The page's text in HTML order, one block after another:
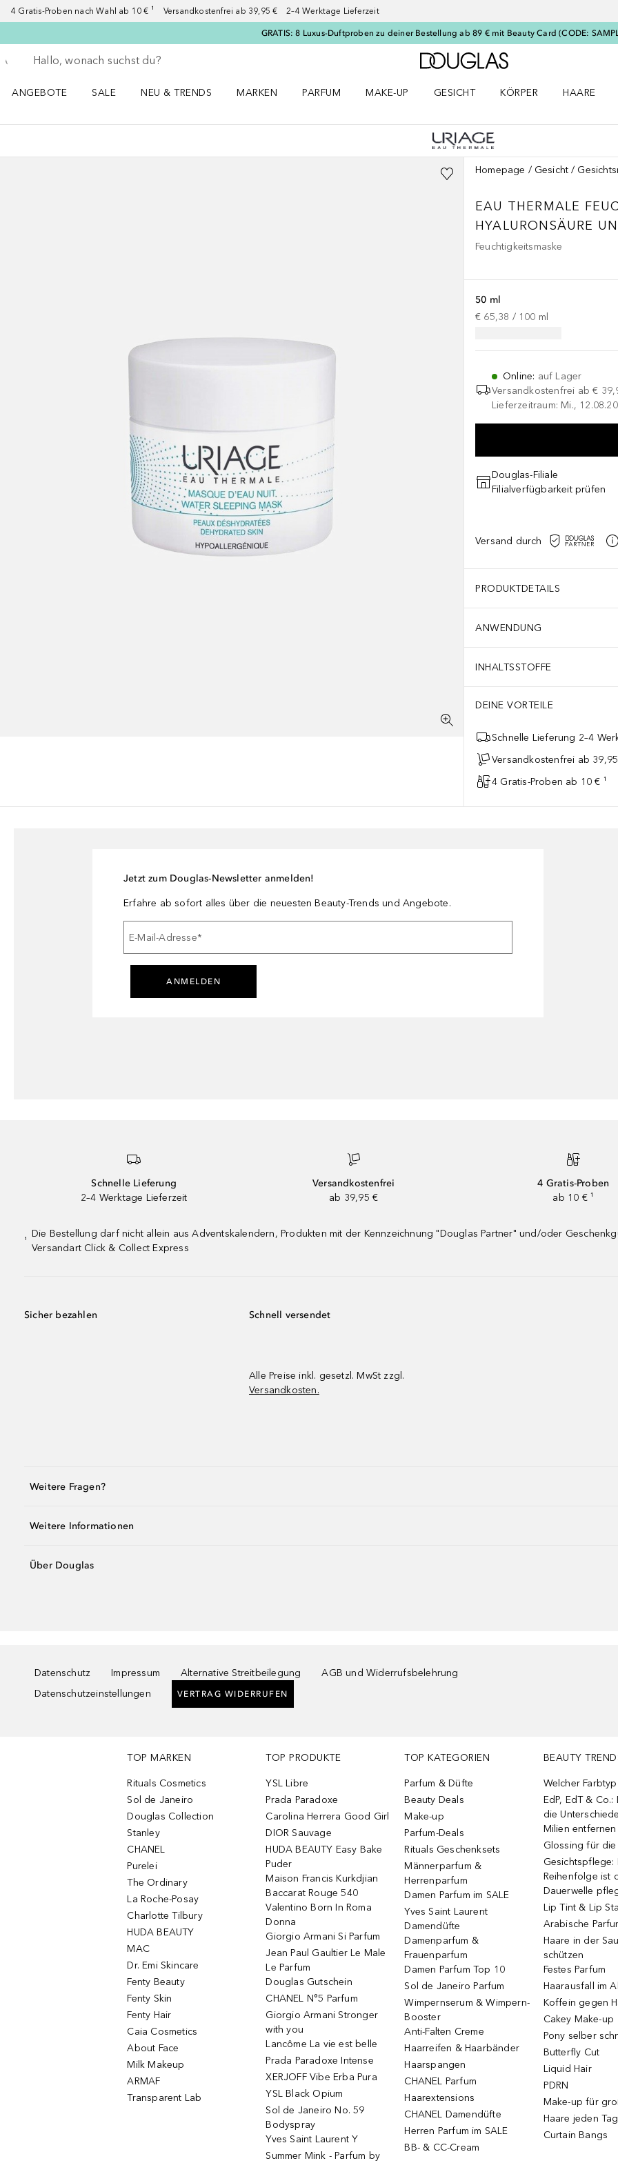
4 Gratis-Proben nach Wahl ab 10 € ¹ Versandkostenfrei ab 39,95 € 2–4 Werktage Lieferzeit
GRATIS: 8 Luxus-Duftproben zu deiner Bestellung ab 89 € mit Beauty Card (CODE:
Gehe zurück
Suche ausführen
Zur Douglas Startseite
ANGEBOTE
SALE
NEU & TRENDS
MARKEN
PARFUM
MAKE-UP
GESICHT
KÖRPER
HAARE
Homepage Gesicht
EAU THERMALE
HYALURONSÄURE
Feuchtigkeitsmaske
50 ml
€ 65,38 / 100 ml
Online: auf Lager
Versandkostenfrei ab €
Lieferzeitraum: Mi.,
Douglas-Filiale
Filialverfügbarkeit prüfen
Versand durch
PRODUKTDETAILS
ANWENDUNG
INHALTSSTOFFE
DEINE VORTEILE
Schnelle Lieferung 2–4
Versandkostenfrei ab
4 Gratis-Proben ab 10 € ¹
Jetzt zum Douglas-Newsletter anmelden!
Erfahre ab sofort alles über die neuesten Beauty-Trends und Angebote.
E-Mail-Adresse*
ANMELDEN
Schnelle Lieferung
2–4 Werktage Lieferzeit
Versandkostenfrei
ab 39,95 €
4 Gratis-Proben
ab 10 € ¹
¹
Die Bestellung darf nicht allein aus Adventskalendern, Produkten mit der Kennzeichnung "Douglas Partner" und/oder
Versandart Click & Collect Express
Sicher bezahlen Schnell versendet
Alle Preise inkl. gesetzl. MwSt zzgl.
Versandkosten.
Weitere Fragen?
Weitere Informationen
Über Douglas
Datenschutz Impressum Alternative Streitbeilegung
AGB und Widerrufsbelehrung
Datenschutzeinstellungen
VERTRAG WIDERRUFEN
TOP MARKEN
Rituals Cosmetics
Sol de Janeiro
Douglas Collection
Stanley
CHANEL
Purelei
The Ordinary
La Roche-Posay
Charlotte Tilbury
HUDA BEAUTY
MAC
Dr. Emi Skincare
Fenty Beauty
Fenty Skin
Fenty Hair
Caia Cosmetics
About Face
Milk Makeup
ARMAF
Transparent Lab
TOP PRODUKTE
YSL Libre
Prada Paradoxe
Carolina Herrera Good Girl
DIOR Sauvage
HUDA BEAUTY Easy Bake
Puder
Maison Francis Kurkdjian
Baccarat Rouge 540
Valentino Born In Roma
Donna
Giorgio Armani Si Parfum
Jean Paul Gaultier Le Male
Le Parfum
Douglas Gutschein
CHANEL N°5 Parfum
Giorgio Armani Stronger
with you
Lancôme La vie est belle
Prada Paradoxe Intense
XERJOFF Vibe Erba Pura
YSL Black Opium
Sol de Janeiro No. 59
Bodyspray
Yves Saint Laurent Y
Summer Mink - Parfum by
TOP KATEGORIEN
Parfum & Düfte
Beauty Deals
Make-up
Parfum-Deals
Rituals Geschenksets
Männerparfum &
Herrenparfum
Damen Parfum im SALE
Yves Saint Laurent
Damendüfte
Damenparfum &
Frauenparfum
Damen Parfum Top 10
Sol de Janeiro Parfum
Wimpernserum & Wimpern-
Booster
Anti-Falten Creme
Haarreifen & Haarbänder
Haarspangen
CHANEL Parfum
Haarextensions
CHANEL Damendüfte
Herren Parfum im SALE
BB- & CC-Cream
BEAUTY
Welcher
EdP, EdT & Co.:
die Unterschiede
Milien entfernen
Glossing für die
Gesichtspflege:
Reihenfolge ist
Dauerwelle
Lip Tint & Lip
Arabische
Haare in der
schützen
Festes Parfum
Haarausfall im
Koffein gegen
Cakey Make-up
Pony selber
Butterfly Cut
Liquid Hair
PDRN
Make-up für
Haare jeden
Curtain Bangs